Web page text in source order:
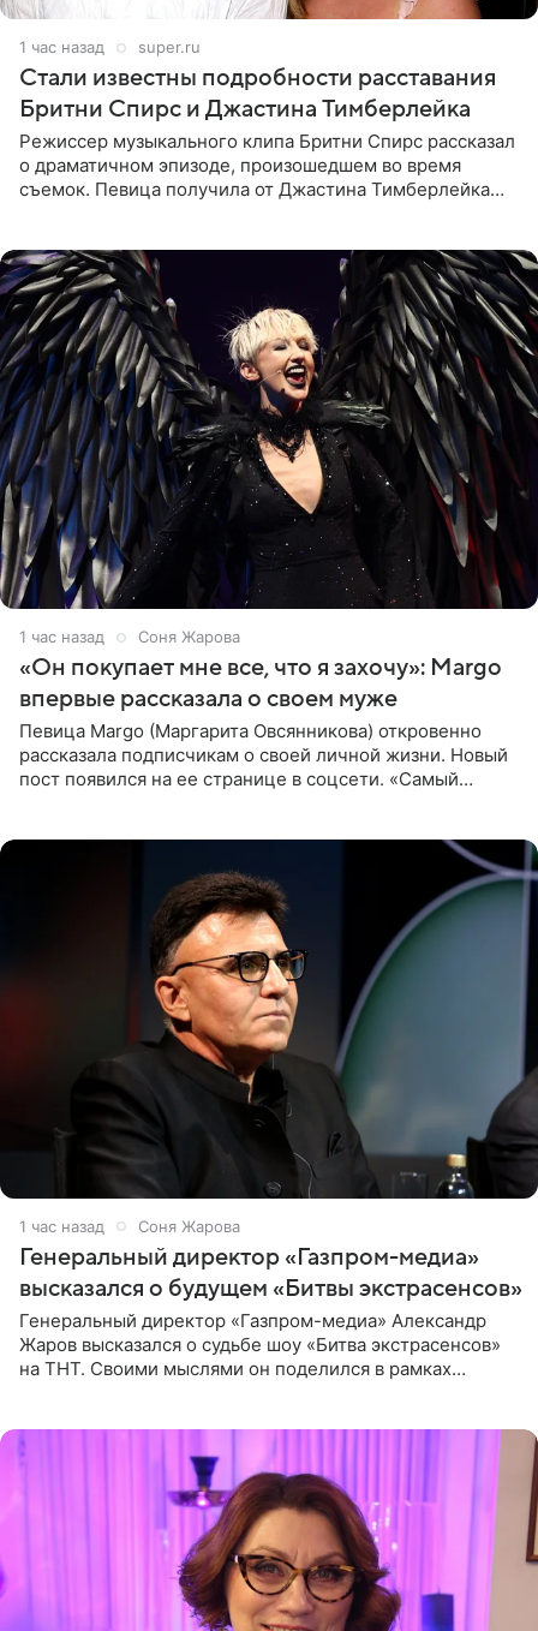
1 час назад super.ru
Стали известны подробности расставания
Бритни Спирс и Джастина Тимберлейка
Режиссер музыкального клипа Бритни Спирс рассказал
о драматичном эпизоде, произошедшем во время
съемок. Певица получила от Джастина Тимберлейка
1 час назад Соня Жарова
«Он покупает мне все, что я захочу»: Margo
впервые рассказала о своем муже
Певица Margo (Маргарита Овсянникова) откровенно
рассказала подписчикам о своей личной жизни. Новый
пост появился на ее странице в соцсети. «Самый
1 час назад Соня Жарова
Генеральный директор «Газпром-медиа»
высказался о будущем «Битвы экстрасенсов»
Генеральный директор «Газпром-медиа» Александр
Жаров высказался о судьбе шоу «Битва экстрасенсов»
на ТНТ. Своими мыслями он поделился в рамках